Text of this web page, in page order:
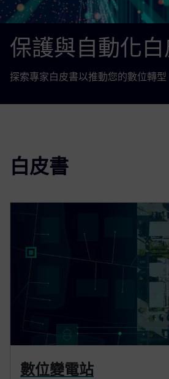
保護與自動化
探索專家白皮書以推動您的數位轉型
白皮書
數位變電站